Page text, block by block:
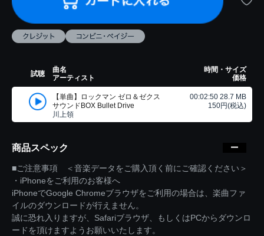
試聴
曲名
アーティスト
時間・サイズ
価格
【単曲】ロックマン ゼロ＆ゼクス
サウンドBOX Bullet Drive
川上領
00:02:50 28.7 MB
150円(税込)
商品スペック
■ご注意事項 ＜音楽データをご購入頂く前にご確認ください＞
・iPhoneをご利用のお客様へ
iPhoneでGoogle Chromeブラウザをご利用の場合は、楽曲ファ
イルのダウンロードが行えません。
誠に恐れ入りますが、Safariブラウザ、もしくはPCからダウンロ
ードを頂けますようお願いいたします。